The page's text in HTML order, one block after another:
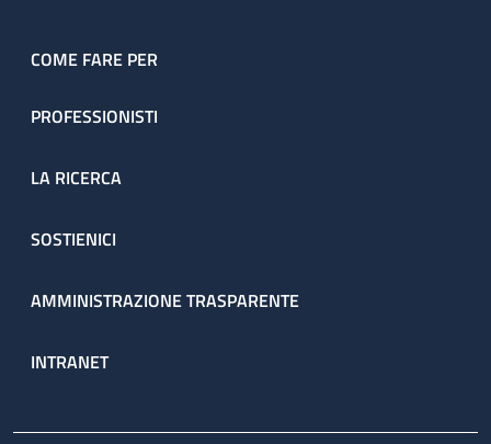
COME FARE PER
PROFESSIONISTI
LA RICERCA
SOSTIENICI
AMMINISTRAZIONE TRASPARENTE
INTRANET